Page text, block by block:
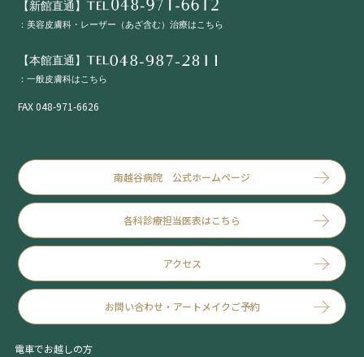
【新館直通】TEL
：美容皮膚科・レーザー（あざ含む）治療はこちら
【本館直通】TEL
：一般皮膚科はこちら
FAX 048-971-6626
南越谷病院 公式ホームページ
各科診療担当医表はこちら
アクセス
お問い合わせ・アートメイクご予約
電車でお越しの方